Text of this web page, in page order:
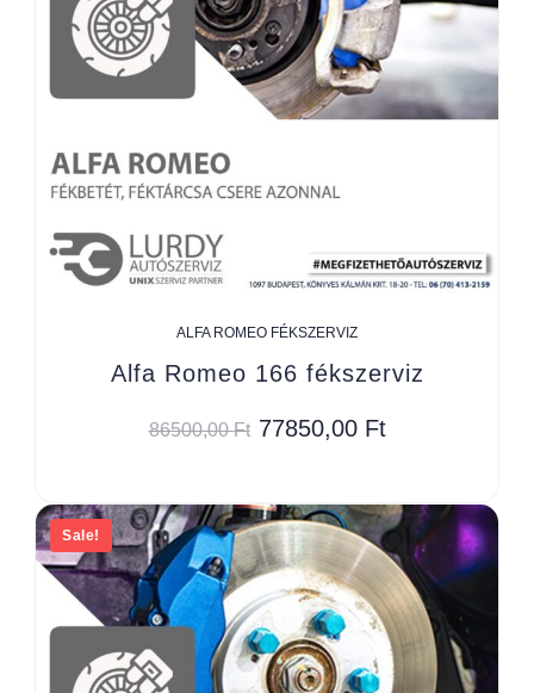
ALFA ROMEO FÉKSZERVIZ
Alfa Romeo 166 fékszerviz
86500,00Ft 77850,00 Ft
Sale!